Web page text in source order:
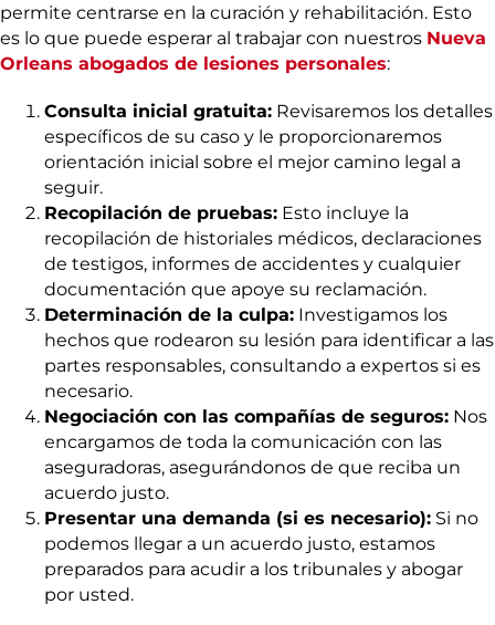
permite centrarse en la curación y rehabilitación. Esto
es lo que puede esperar al trabajar con nuestros Nueva
Orleans abogados de lesiones personales:
Consulta inicial gratuita: Revisaremos los detalles
específicos de su caso y le proporcionaremos
orientación inicial sobre el mejor camino legal a
seguir.
Recopilación de pruebas: Esto incluye la
recopilación de historiales médicos, declaraciones
de testigos, informes de accidentes y cualquier
documentación que apoye su reclamación.
Determinación de la culpa: Investigamos los
hechos que rodearon su lesión para identificar a las
partes responsables, consultando a expertos si es
necesario.
Negociación con las compañías de seguros: Nos
encargamos de toda la comunicación con las
aseguradoras, asegurándonos de que reciba un
acuerdo justo.
Presentar una demanda (si es necesario): Si no
podemos llegar a un acuerdo justo, estamos
preparados para acudir a los tribunales y abogar
por usted.